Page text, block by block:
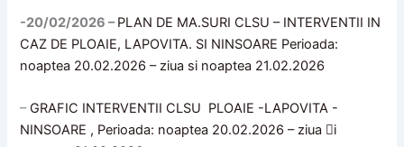
-20/02/2026 –PLAN DE MA.SURI CLSU – INTERVENTII IN
CAZ DE PLOAIE, LAPOVITA. SI NINSOARE Perioada:
noaptea 20.02.2026 – ziua si noaptea 21.02.2026
– GRAFIC INTERVENTII CLSU PLOAIE -LAPOVITA -
NINSOARE , Perioada: noaptea 20.02.2026 – ziua 􀀎i